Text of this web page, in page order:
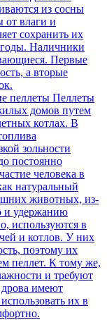
из сосны
от влаги и
сохранить их
Наличники
Первые
а вторые
пеллеты Пеллеты
домов путем
котлах. В
зольности
постоянно
человека в
натуральный
животных, из-
и удержанию
используются в
и котлов. У них
поэтому их
пеллет. К тому же,
и требуют
дрова имеют
их в